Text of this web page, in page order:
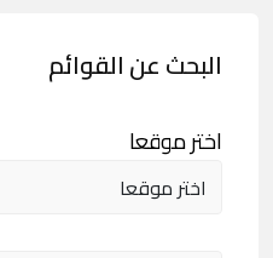
البحث عن القوائم
اختر موقعا